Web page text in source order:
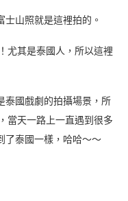
山照就是這裡拍的。
尤其是泰國人，所以這裡
泰國戲劇的拍攝場景，所
當天一路上一直遇到很多
了泰國一樣，哈哈～～